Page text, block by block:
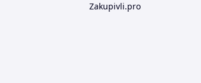
Zakupivli.pro